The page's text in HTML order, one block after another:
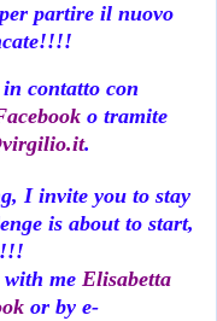
partire il nuovo
contatto con
o tramite
.
I invite you to stay
is about to start,
me Elisabetta
or by e-